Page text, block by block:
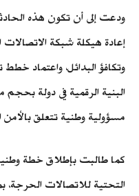
ودعت إلى أن تكون هذه
إعادة هيكلة شبكة الاتصالات
وتكافؤ البدائل، واعتماد
البنية الرقمية في دولة
مسؤولية وطنية تتعلق بالأمن
كما طالبت بإطلاق خطة
التحتية للاتصالات الحرجة،